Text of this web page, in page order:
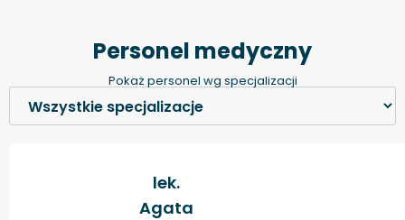
Personel medyczny
Pokaż personel wg specjalizacji
lek.
Agata